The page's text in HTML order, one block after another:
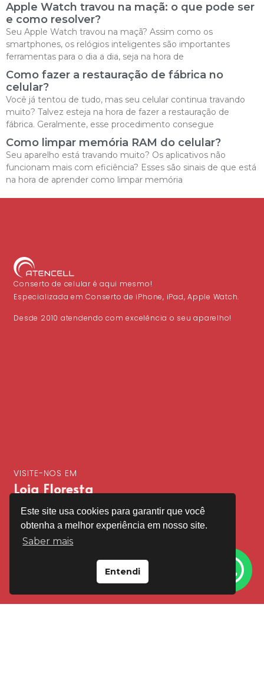
Apple Watch travou na maçã: o que pode ser
e como resolver?
Seu Apple Watch travou na maçã? Assim como os
smartphones, os relógios inteligentes são importantes
ferramentas para o dia a dia, seja na hora de
Como fazer a restauração de fábrica no
celular?
Você já tentou de tudo, mas seu celular continua travando
muito? Talvez esteja na hora de fazer a restauração de
fábrica. Geralmente, esse procedimento consegue
Como limpar memória RAM do celular?
Seu aparelho está travando muito? Os aplicativos não
funcionam mais com eficiência? Esses são sinais de que está
na hora de aprender como limpar memória
Conserto de celular é aqui mesmo!
Especializada em Conserto de iPhone, iPad, Apple Watch.
Desde 2010 atendendo com excelência o seu aparelho!
VISITE-NOS EM
Loja Floresta
Av Cristóvão Colombo, 2092 Porto Alegre
(51) 99595-4545
(51) 3346-4545
Este site usa cookies para garantir que você
obtenha a melhor experiência em nosso site.
Saber mais
Entendi